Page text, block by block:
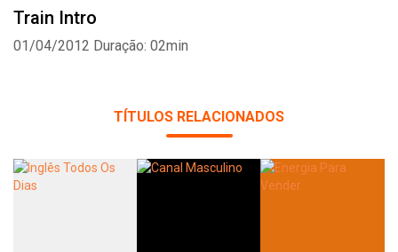
Train Intro
01/04/2012 Duração: 02min
TÍTULOS RELACIONADOS